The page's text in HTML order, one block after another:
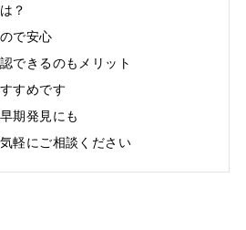
？
で安心
できるのもメリット
すめです
期発見にも
軽にご相談ください